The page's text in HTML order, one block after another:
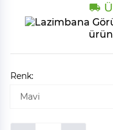
Renk: